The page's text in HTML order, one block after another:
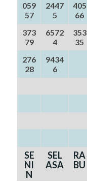
059
57
2447
5
405
66
373
79
6572
4
353
35
276
28
9434
6
SE
NI
N
SEL
ASA
RA
BU